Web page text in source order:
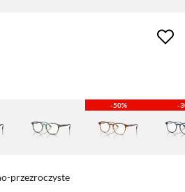
z Twojej listy życzeń
-50% -
przezroczyste